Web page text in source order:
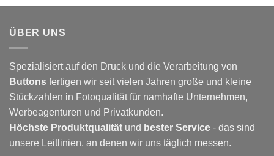
ÜBER UNS
Spezialisiert auf den Druck und die Verarbeitung von
Buttons fertigen wir seit vielen Jahren große und kleine
Stückzahlen in Fotoqualität für namhafte Unternehmen,
Werbeagenturen und Privatkunden.
Höchste Produktqualität und bester Service - das sind
unsere Leitlinien, an denen wir uns täglich messen.